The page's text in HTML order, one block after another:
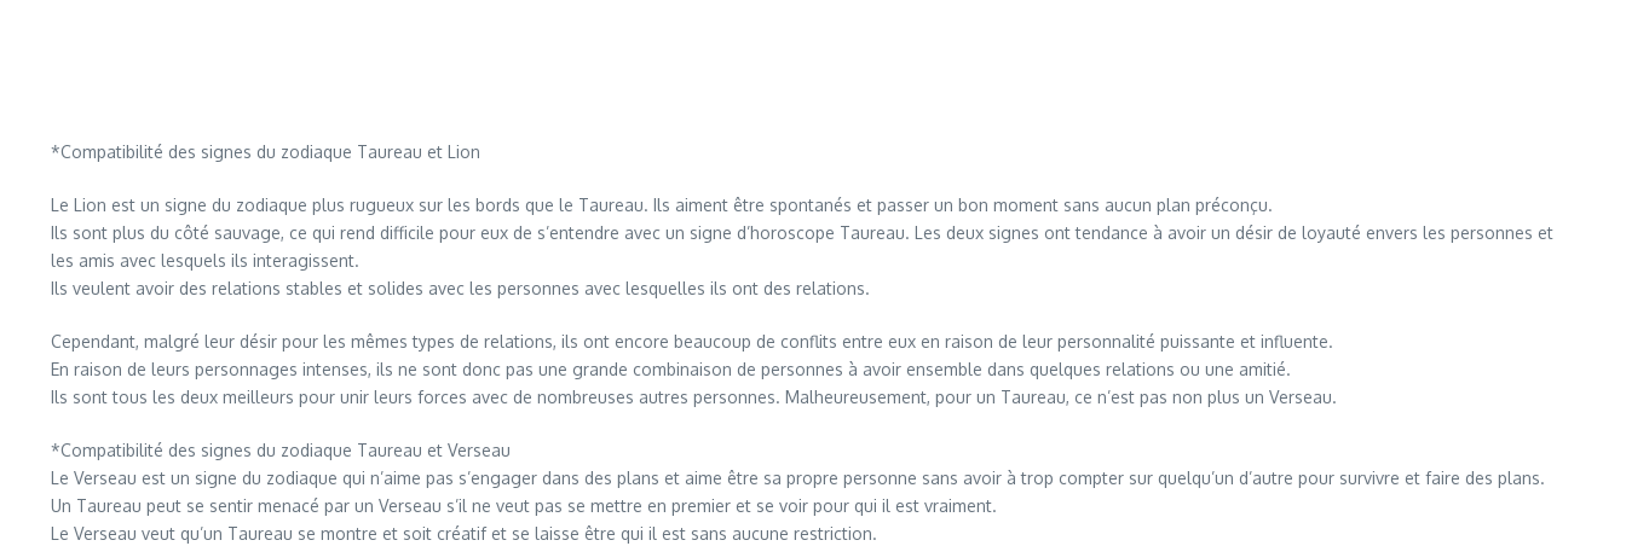
*Compatibilité des signes du zodiaque Taureau et Lion
Le Lion est un signe du zodiaque plus rugueux sur les bords que le Taureau. Ils aiment être spontanés et passer un bon moment sans aucun plan préconçu.
Ils sont plus du côté sauvage, ce qui rend difficile pour eux de s’entendre avec un signe d’horoscope Taureau. Les deux signes ont tendance à avoir un désir de loyauté envers les personnes et
les amis avec lesquels ils interagissent.
Ils veulent avoir des relations stables et solides avec les personnes avec lesquelles ils ont des relations.
Cependant, malgré leur désir pour les mêmes types de relations, ils ont encore beaucoup de conflits entre eux en raison de leur personnalité puissante et influente.
En raison de leurs personnages intenses, ils ne sont donc pas une grande combinaison de personnes à avoir ensemble dans quelques relations ou une amitié.
Ils sont tous les deux meilleurs pour unir leurs forces avec de nombreuses autres personnes. Malheureusement, pour un Taureau, ce n’est pas non plus un Verseau.
*Compatibilité des signes du zodiaque Taureau et Verseau
Le Verseau est un signe du zodiaque qui n’aime pas s’engager dans des plans et aime être sa propre personne sans avoir à trop compter sur quelqu’un d’autre pour survivre et faire des plans.
Un Taureau peut se sentir menacé par un Verseau s’il ne veut pas se mettre en premier et se voir pour qui il est vraiment.
Le Verseau veut qu’un Taureau se montre et soit créatif et se laisse être qui il est sans aucune restriction.